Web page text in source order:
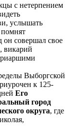
с нетерпением
услышать
он совершал свое
викарий
Выборгской
к 125-
Его
город
округа, где